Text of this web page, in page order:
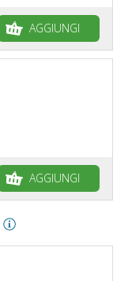
AGGIUNGI
AGGIUNGI